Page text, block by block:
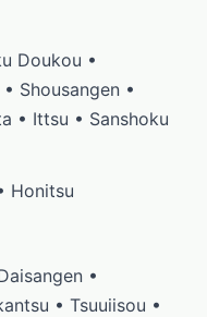
Doukou •
Shousangen •
• Ittsu • Sanshoku
Honitsu
•
• Tsuuiisou •